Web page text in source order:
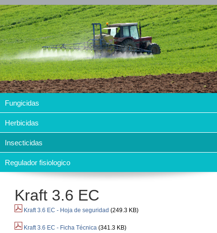
Fungicidas
Herbicidas
Insecticidas
Regulador fisiologico
Kraft 3.6 EC
Kraft 3.6 EC - Hoja de seguridad (249.3 KB)
Kraft 3.6 EC - Ficha Técnica (341.3 KB)